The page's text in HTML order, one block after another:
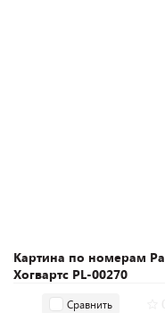
Картина по номерам
Хогвартс PL-00270
Сравнить